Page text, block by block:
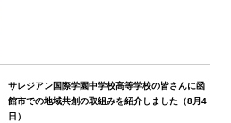
サレジアン国際学園中学校高等学校の皆さんに函
館市での地域共創の取組みを紹介しました（8月4
日）